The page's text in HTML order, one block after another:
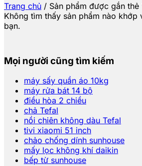
Trang chủ / Sản phẩm được gắn thẻ
Không tìm thấy sản phẩm nào khớp
bạn.
Mọi người cũng tìm kiếm
máy sấy quần áo 10kg
máy rửa bát 14 bộ
điều hòa 2 chiều
chả Tefal
nồi chiên không dàu Tefal
tivi xiaomi 51 inch
chảo chống dính sunhouse
mấy lọc không khí daikin
bếp từ sunhouse